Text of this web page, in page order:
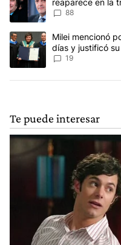
88
Un artículo de tendencia
Milei mencionó
días y justificó
escenario posible”
19